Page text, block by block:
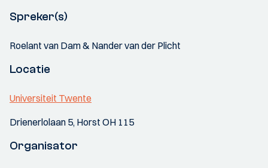
Spreker(s)
Roelant van Dam & Nander van der Plicht
Locatie
Universiteit Twente
Drienerlolaan 5, Horst OH 115
Organisator